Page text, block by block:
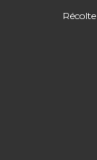
Récolte